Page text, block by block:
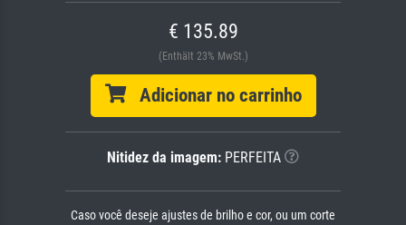
€ 135.89
(Enthält 23% MwSt.)
Adicionar no carrinho
Nitidez da imagem: PERFEITA
Caso você deseje ajustes de brilho e cor, ou um corte